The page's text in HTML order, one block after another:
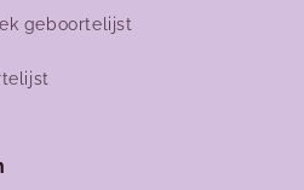
geboortelijst
ookonline !